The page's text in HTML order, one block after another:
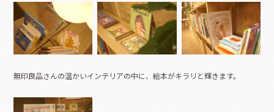
無印良品さんの温かいインテリアの中に、絵本がキラリと輝きます。